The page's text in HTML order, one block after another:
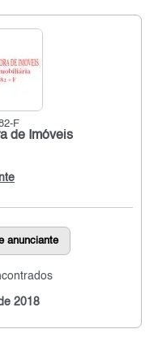
F
de Imóveis
anunciante
2018